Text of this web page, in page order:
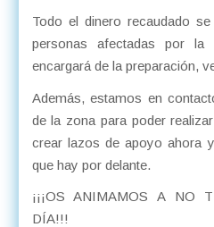
Todo el dinero recaudado
personas afectadas por la
encargará de la preparación,
Además, estamos en
de la zona para poder
crear lazos de apoyo ahora
que hay por delante.
¡¡¡OS ANIMAMOS A NO
DÍA!!!